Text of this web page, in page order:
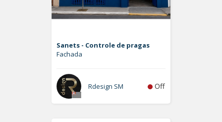
Sanets - Controle de pragas
Fachada
Rdesign SM Off